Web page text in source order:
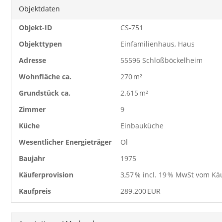
Objektdaten
Objekt-ID
CS-751
Objekttypen
Einfamilienhaus, Haus
Adresse
55596 Schloßböckelheim
Wohnfläche ca.
270 m²
Grund­stück ca.
2.615 m²
Zimmer
9
Küche
Einbauküche
Wesentlicher Energieträger
Öl
Baujahr
1975
Käufer­provision
3,57 % incl. 19 % MwSt vom
Kaufpreis
289.200 EUR